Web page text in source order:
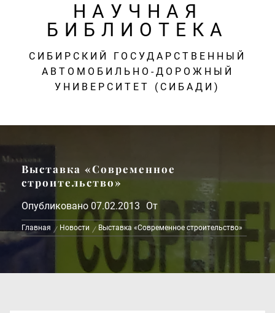
НАУЧНАЯ
БИБЛИОТЕКА
СИБИРСКИЙ ГОСУДАРСТВЕННЫЙ
АВТОМОБИЛЬНО-ДОРОЖНЫЙ
УНИВЕРСИТЕТ (СИБАДИ)
Выставка «Современное
строительство»
Опубликовано 07.02.2013 От
Главная Новости Выставка «Современное строительство»